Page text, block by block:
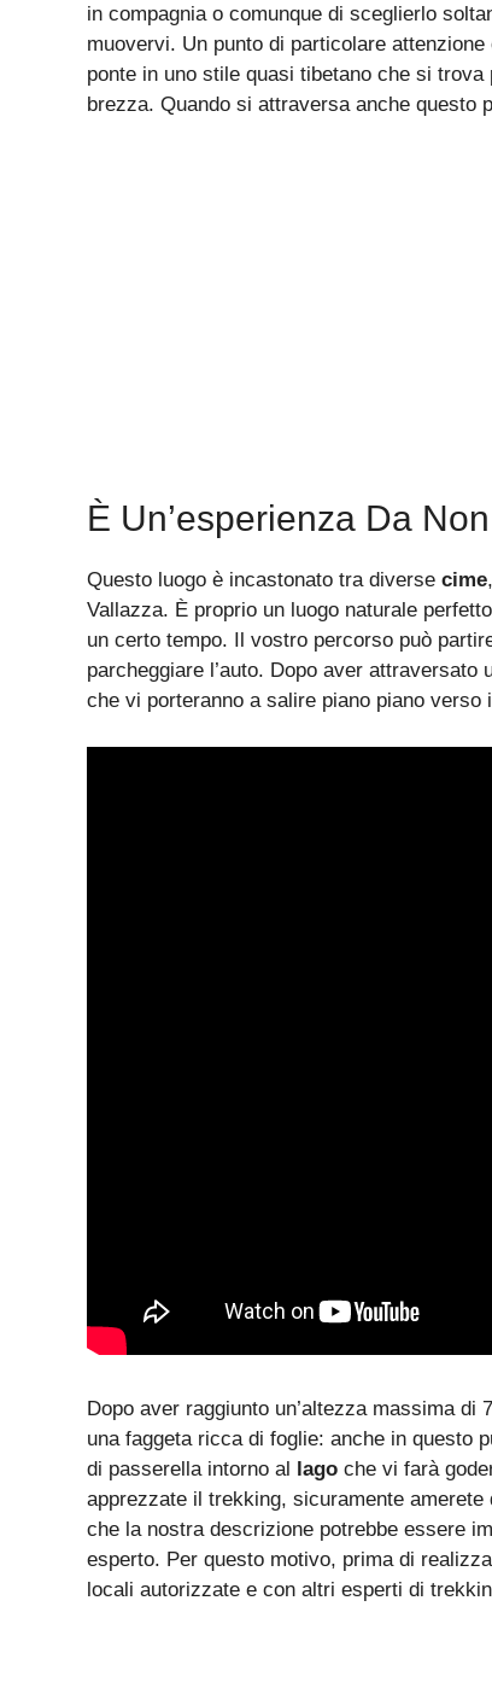
in compagnia o comunque di sceglierlo
muovervi. Un punto di particolare
ponte in uno stile quasi tibetano che si
brezza. Quando si attraversa anche questo
È Un’esperienza Da
Questo luogo è incastonato tra diverse cime
Vallazza. È proprio un luogo naturale
un certo tempo. Il vostro percorso può
parcheggiare l’auto. Dopo aver
che vi porteranno a salire piano piano verso
Dopo aver raggiunto un’altezza massima
una faggeta ricca di foglie: anche in questo
di passerella intorno al lago che vi farà
apprezzate il trekking, sicuramente
che la nostra descrizione potrebbe essere
esperto. Per questo motivo, prima di
locali autorizzate e con altri esperti di